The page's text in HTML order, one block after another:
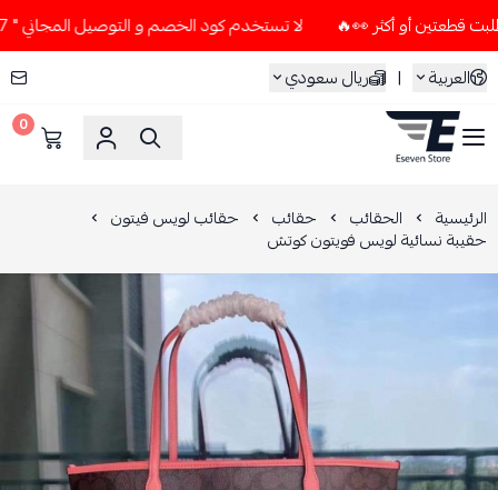
لا تستخدم كود الخصم و التوصيل المجاني " N7 " إلا إذا طلبت قطعتين أو أكثر 👀🔥
العربية
| ريال سعودي
ESEVEN STORE
0
الرئيسية الحقائب حقائب حقائب لويس فيتون
حقيبة نسائية لويس فويتون كوتش